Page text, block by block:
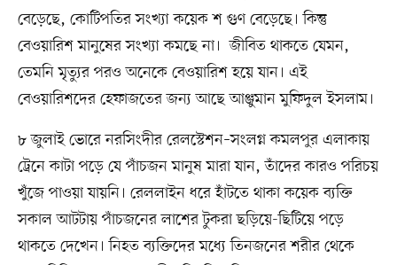
বেড়েছে, কোটিপতির সংখ্যা কয়েক শ গুণ বেড়েছে। কিন্তু
বেওয়ারিশ মানুষের সংখ্যা কমছে না। জীবিত থাকতে যেমন,
তেমনি মৃত্যুর পরও অনেকে বেওয়ারিশ হয়ে যান। এই
বেওয়ারিশদের হেফাজতের জন্য আছে আঞ্জুমান মুফিদুল ইসলাম।
৮ জুলাই ভোরে নরসিংদীর রেলস্টেশন–সংলগ্ন কমলপুর এলাকায়
ট্রেনে কাটা পড়ে যে পাঁচজন মানুষ মারা যান, তাঁদের কারও পরিচয়
খুঁজে পাওয়া যায়নি। রেললাইন ধরে হাঁটতে থাকা কয়েক ব্যক্তি
সকাল আটটায় পাঁচজনের লাশের টুকরা ছড়িয়ে-ছিটিয়ে পড়ে
থাকতে দেখেন। নিহত ব্যক্তিদের মধ্যে তিনজনের শরীর থেকে